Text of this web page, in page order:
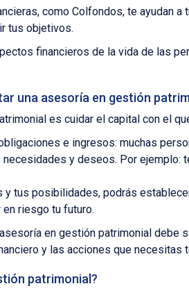
como Colfondos, te ayudan
tus objetivos.
financieros de la vida de las
una asesoría en gestión
es cuidar el capital con el
e ingresos: muchas
y deseos. Por ejemplo:
tus posibilidades, podrás
riesgo tu futuro.
en gestión patrimonial
y las acciones que necesitas
patrimonial?